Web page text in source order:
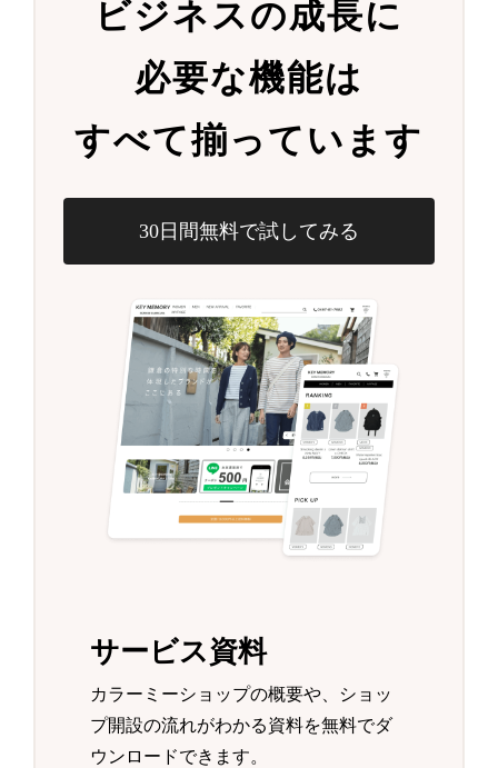
ビジネスの成長に
必要な機能は
すべて揃っています
30日間無料で試してみる
サービス資料
カラーミーショップの概要や、ショッ
プ開設の流れがわかる資料を無料でダ
ウンロードできます。